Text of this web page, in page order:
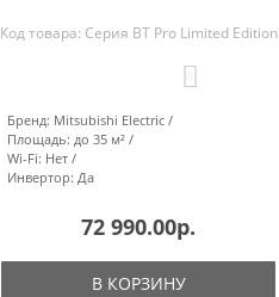
Код товара: Серия BT Pro Limited Edition
Бренд: Mitsubishi Electric
Площадь: до 35 м²
Wi-Fi: Нет
Инвертор: Да
72 990.00р.
В КОРЗИНУ